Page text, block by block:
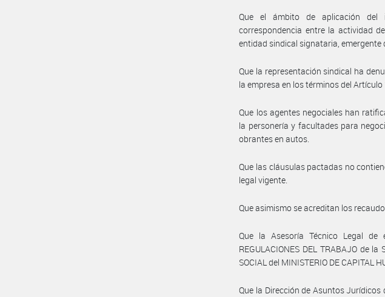
Que el ámbito de aplicación del
correspondencia entre la actividad
entidad sindical signataria, emergente
Que la representación sindical ha
la empresa en los términos del Artículo
Que los agentes negociales han
la personería y facultades para
obrantes en autos.
Que las cláusulas pactadas no
legal vigente.
Que asimismo se acreditan los
Que la Asesoría Técnico Legal de
REGULACIONES DEL TRABAJO de la
SOCIAL del MINISTERIO DE CAPITAL
Que la Dirección de Asuntos Jurídicos